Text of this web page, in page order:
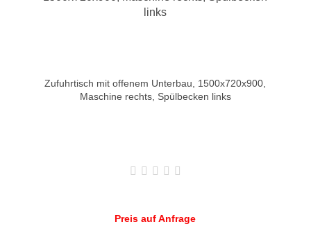
Zufuhrtisch mit offenem Unterbau, 1500x720x900,
Maschine rechts, Spülbecken links
Preis auf Anfrage